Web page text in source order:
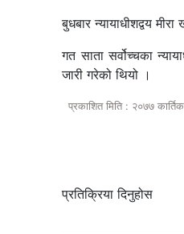
बुधबार न्यायाधीशद्वय
गत साता सर्वोच्चका
जारी गरेको थियो ।
प्रकाशित मिति : २०७७
प्रतिक्रिया दिनुहोस